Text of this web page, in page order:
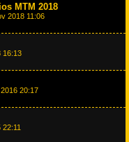
MTM 2018
2018 11:06
16:13
20:17